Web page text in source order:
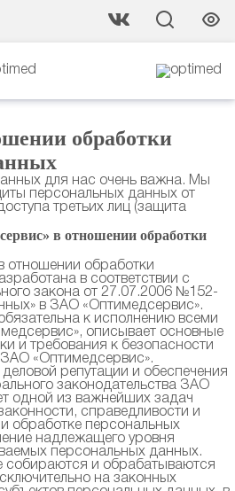
обработки
для нас очень важна. Мы
персональных данных от
третьих лиц (защита
в отношении обработки
отношении обработки
в соответствии с
закона от 27.07.2006 №152-
в ЗАО «Оптимедсервис».
к исполнению всеми
описывает основные
и требования к безопасности
«Оптимедсервис».
репутации и обеспечения
законодательства ЗАО
одной из важнейших задач
справедливости и
обработке персональных
надлежащего уровня
персональных данных.
собираются и обрабатываются
на законных